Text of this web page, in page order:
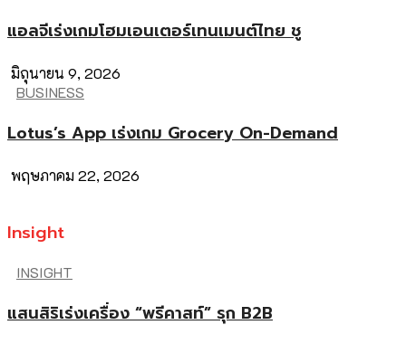
แอลจีเร่งเกมโฮมเอนเตอร์เทนเมนต์ไทย ชู
มิถุนายน 9, 2026
BUSINESS
Lotus’s App เร่งเกม Grocery On-Demand
พฤษภาคม 22, 2026
Insight
INSIGHT
แสนสิริเร่งเครื่อง “พรีคาสท์” รุก B2B